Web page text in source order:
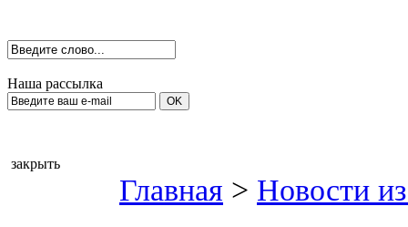
Наша рассылка
закрыть
Главная > Новости